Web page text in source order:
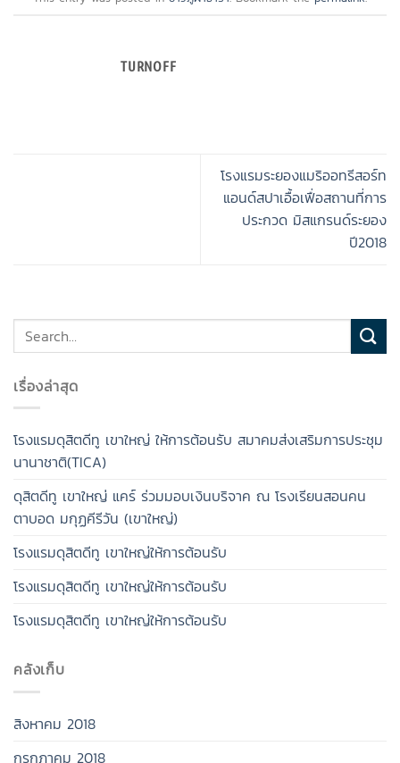
TURNOFF
โรงแรมระยองแมริออทรีสอร์ท
แอนด์สปาเอื้อเฟื่อสถานที่การ
ประกวด มิสแกรนด์ระยอง
ปี2018
เรื่องล่าสุด
โรงแรมดุสิตดีทู เขาใหญ่ ให้การต้อนรับ สมาคมส่งเสริมการประชุม
นานาชาติ(TICA)
ดุสิตดีทู เขาใหญ่ แคร์ ร่วมมอบเงินบริจาค ณ โรงเรียนสอนคน
ตาบอด มกุฏคีรีวัน (เขาใหญ่)
โรงแรมดุสิตดีทู เขาใหญ่ให้การต้อนรับ
โรงแรมดุสิตดีทู เขาใหญ่ให้การต้อนรับ
โรงแรมดุสิตดีทู เขาใหญ่ให้การต้อนรับ
คลังเก็บ
สิงหาคม 2018
กรกฎาคม 2018